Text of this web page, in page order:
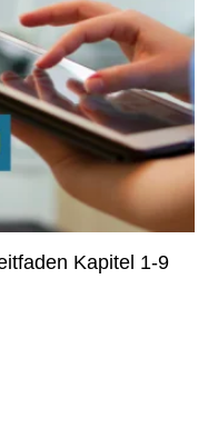
Kapitel 1-9